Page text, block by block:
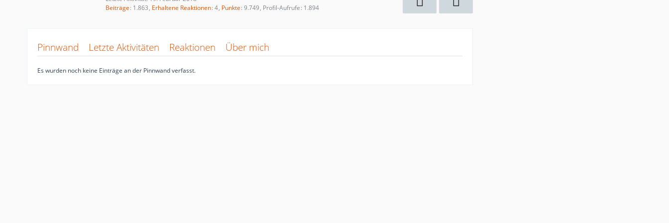
Beiträge 1.863 Erhaltene Reaktionen 4 Punkte 9.749 Profil-Aufrufe 1.894
Pinnwand Letzte Aktivitäten Reaktionen Über mich
Es wurden noch keine Einträge an der Pinnwand verfasst.